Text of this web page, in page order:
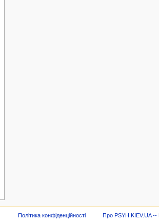
Політика конфіденційності Про PSYH.KIEV.UA --